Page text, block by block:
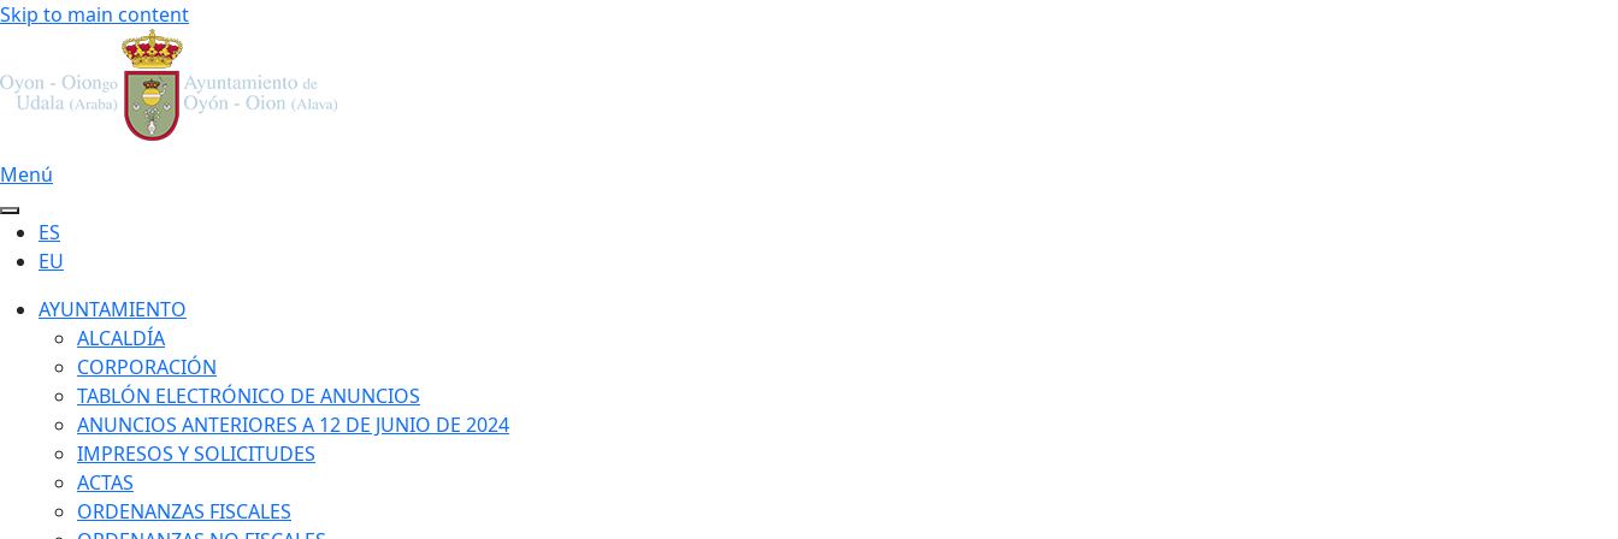
Skip to main content
Menú
ES
EU
AYUNTAMIENTO
ALCALDÍA
CORPORACIÓN
TABLÓN ELECTRÓNICO DE ANUNCIOS
ANUNCIOS ANTERIORES A 12 DE JUNIO DE 2024
IMPRESOS Y SOLICITUDES
ACTAS
ORDENANZAS FISCALES